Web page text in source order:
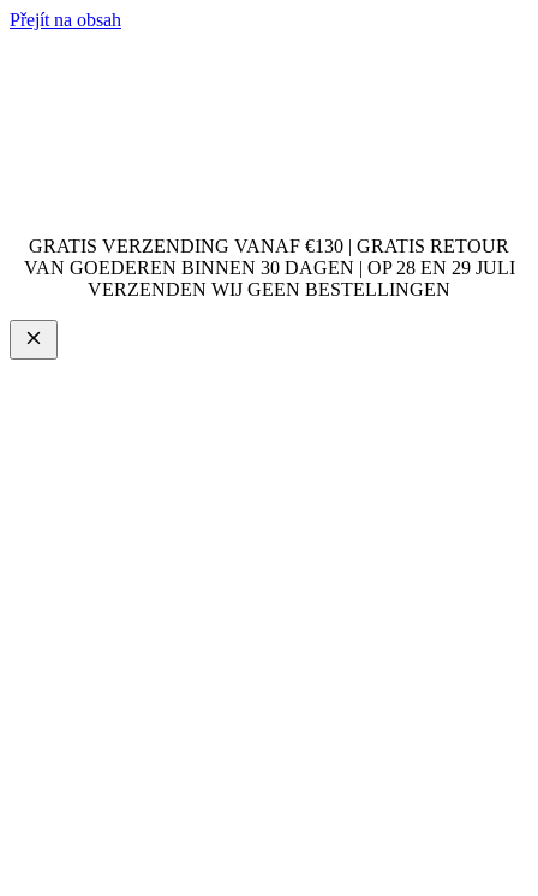
Přejít na obsah
GRATIS VERZENDING VANAF €130 | GRATIS RETOUR
VAN GOEDEREN BINNEN 30 DAGEN | OP 28 EN 29 JULI
VERZENDEN WIJ GEEN BESTELLINGEN